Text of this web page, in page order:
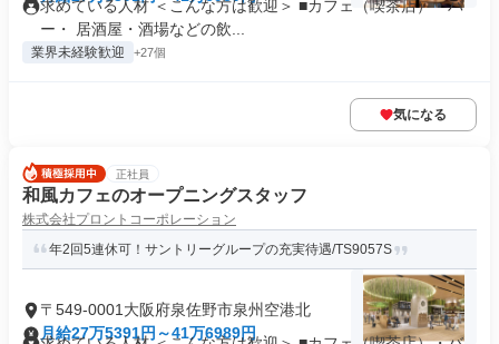
求めている人材 ＜こんな方は歓迎＞ ■カフェ（喫茶店）・バ
ー・ 居酒屋・酒場などの飲...
業界未経験歓迎 +27個
気になる
正社員
和風カフェのオープニングスタッフ
株式会社プロントコーポレーション
年2回5連休可！サントリーグループの充実待遇/TS9057S
〒549-0001大阪府泉佐野市泉州空港北
月給27万5391円～41万6989円